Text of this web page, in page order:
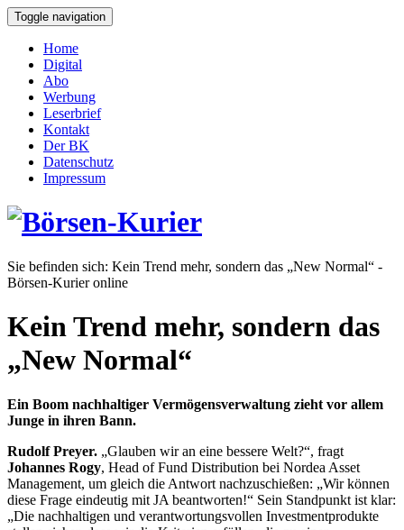
Toggle navigation
Home
Digital
Abo
Werbung
Leserbrief
Kontakt
Der BK
Datenschutz
Impressum
Sie befinden sich: Kein Trend mehr, sondern das „New Normal“ -
Börsen-Kurier online
Kein Trend mehr, sondern das
„New Normal“
Ein Boom nachhaltiger Vermögensverwaltung zieht vor allem
Junge in ihren Bann.
Rudolf Preyer. „Glauben wir an eine bessere Welt?“, fragt
Johannes Rogy, Head of Fund Distribution bei Nordea Asset
Management, um gleich die Antwort nachzuschießen: „Wir können
diese Frage eindeutig mit JA beantworten!“ Sein Standpunkt ist klar:
„Die nachhaltigen und verantwortungsvollen Investmentprodukte